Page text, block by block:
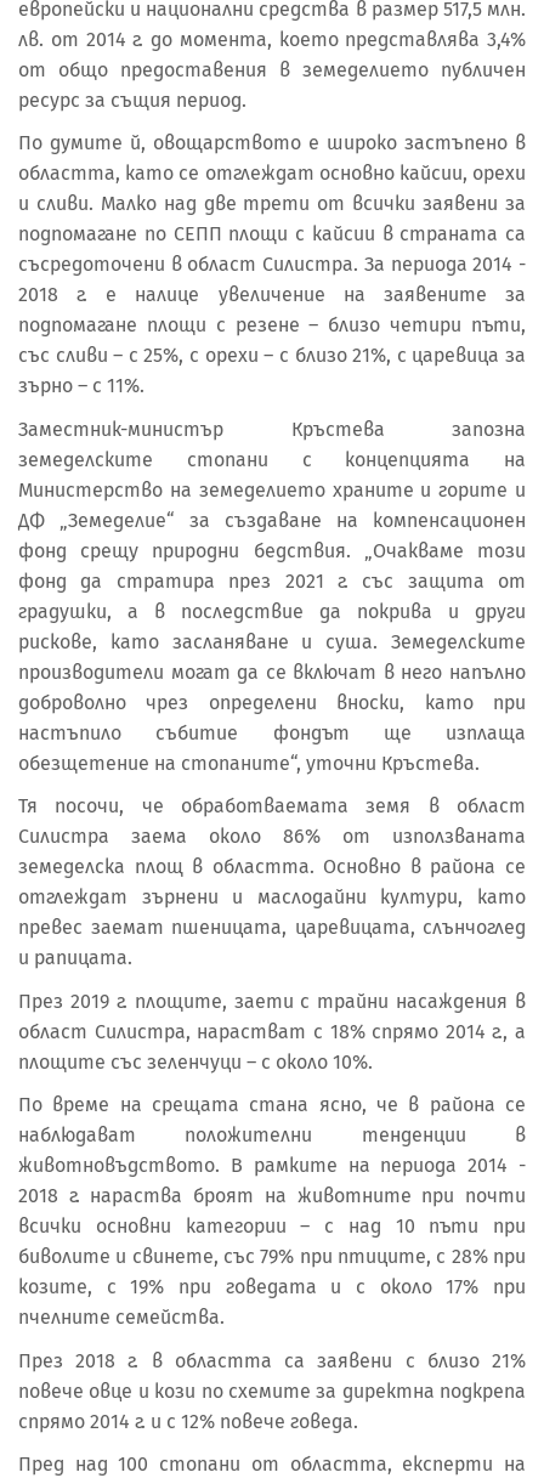
европейски и национални средства в размер 517,5 млн.
лв. от 2014 г. до момента, което представлява 3,4%
от общо предоставения в земеделието публичен
ресурс за същия период.
По думите й, овощарството е широко застъпено в
областта, като се отглеждат основно кайсии, орехи
и сливи. Малко над две трети от всички заявени за
подпомагане по СЕПП площи с кайсии в страната са
съсредоточени в област Силистра. За периода 2014 -
2018 г. е налице увеличение на заявените за
подпомагане площи с резене – близо четири пъти,
със сливи – с 25%, с орехи – с близо 21%, с царевица за
зърно – с 11%.
Заместник-министър Кръстева запозна
земеделските стопани с концепцията на
Министерство на земеделието храните и горите и
ДФ „Земеделие“ за създаване на компенсационен
фонд срещу природни бедствия. „Очакваме този
фонд да стратира през 2021 г. със защита от
градушки, а в последствие да покрива и други
рискове, като засланяване и суша. Земеделските
производители могат да се включат в него напълно
доброволно чрез определени вноски, като при
настъпило събитие фондът ще изплаща
обезщетение на стопаните“, уточни Кръстева.
Тя посочи, че обработваемата земя в област
Силистра заема около 86% от използваната
земеделска площ в областта. Основно в района се
отглеждат зърнени и маслодайни култури, като
превес заемат пшеницата, царевицата, слънчоглед
и рапицата.
През 2019 г. площите, заети с трайни насаждения в
област Силистра, нарастват с 18% спрямо 2014 г., а
площите със зеленчуци – с около 10%.
По време на срещата стана ясно, че в района се
наблюдават положителни тенденции в
животновъдството. В рамките на периода 2014 -
2018 г. нараства броят на животните при почти
всички основни категории – с над 10 пъти при
биволите и свинете, със 79% при птиците, с 28% при
козите, с 19% при говедата и с около 17% при
пчелните семейства.
През 2018 г. в областта са заявени с близо 21%
повече овце и кози по схемите за директна подкрепа
спрямо 2014 г. и с 12% повече говеда.
Пред над 100 стопани от областта, експерти на